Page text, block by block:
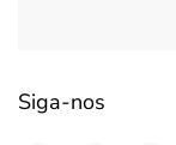
Siga-nos